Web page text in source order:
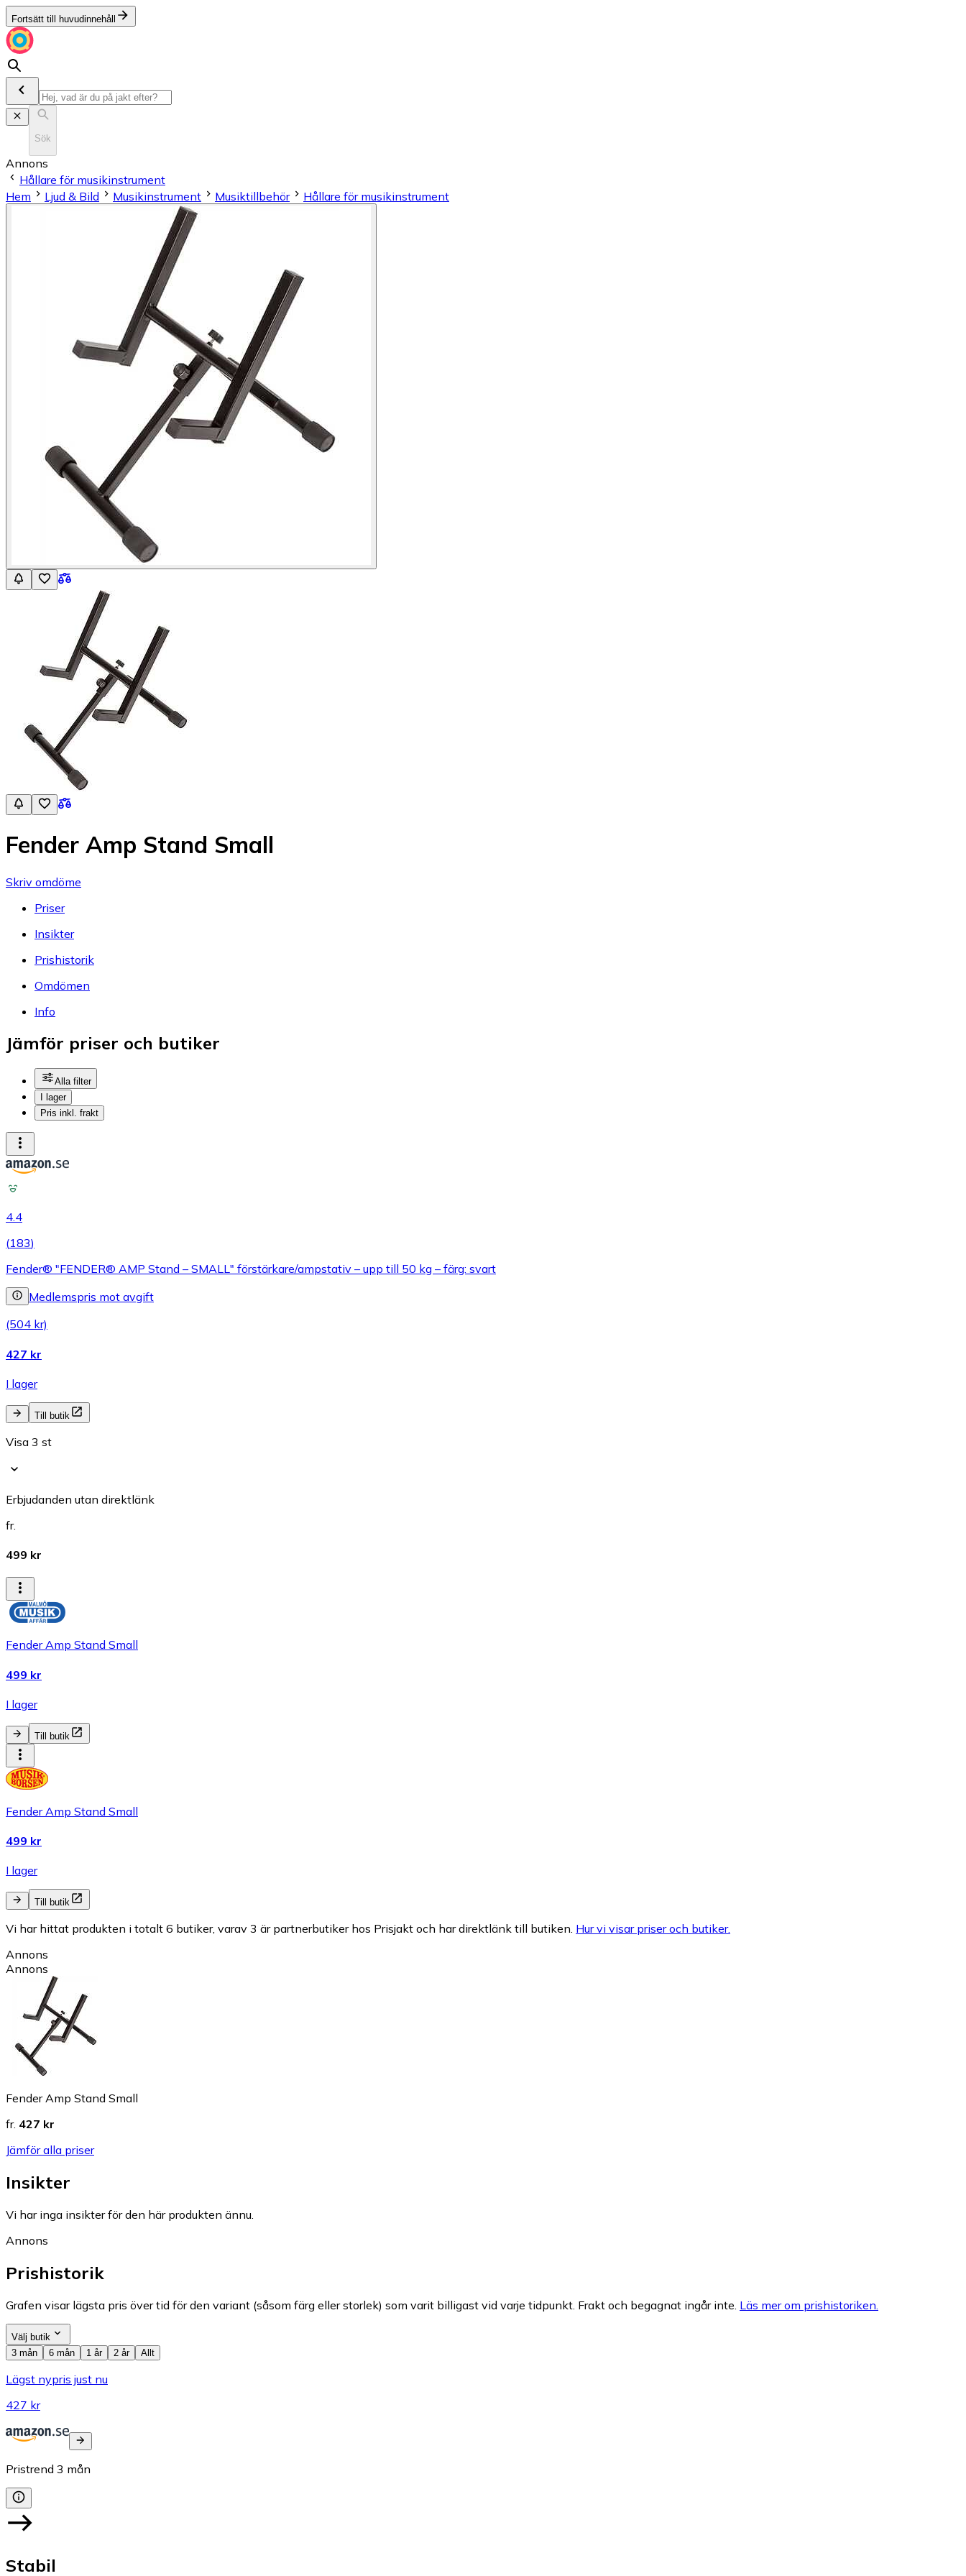
Fortsätt till huvudinnehåll
Sök
Annons
Hållare för musikinstrument
Hem
Ljud & Bild Musikinstrument Musiktillbehör Hållare för musikinstrument
Fender Amp Stand Small
Skriv omdöme
Priser
Insikter
Prishistorik
Omdömen
Info
Jämför priser och butiker
Alla filter
I lager
Pris inkl. frakt
4.4
(183)
Fender® "FENDER® AMP Stand – SMALL" förstärkare/ampstativ – upp till 50 kg – färg: svart
Medlemspris mot avgift
(504 kr)
427 kr
I lager
Till butik
Visa 3 st
Erbjudanden utan direktlänk
fr.
499 kr
Fender Amp Stand Small
499 kr
I lager
Till butik
Fender Amp Stand Small
499 kr
I lager
Till butik
Vi har hittat produkten i totalt 6 butiker, varav 3 är partnerbutiker hos Prisjakt och har direktlänk till butiken. Hur vi visar priser och butiker.
Annons
Annons
Fender Amp Stand Small
fr. 427 kr
Jämför alla priser
Insikter
Vi har inga insikter för den här produkten ännu.
Annons
Prishistorik
Grafen visar lägsta pris över tid för den variant (såsom färg eller storlek) som varit billigast vid varje tidpunkt. Frakt och begagnat ingår inte. Läs mer om prishistoriken.
Välj butik
3 mån
6 mån 1 år 2 år Allt
Lägst nypris just nu
427 kr
Pristrend 3 mån
Stabil